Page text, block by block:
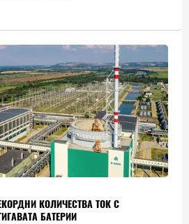
КОЛИЧЕСТВА ТОК С
БАТЕРИИ